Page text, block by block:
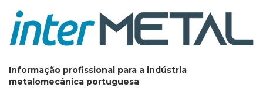
Informação profissional para a indústria
metalomecânica portuguesa